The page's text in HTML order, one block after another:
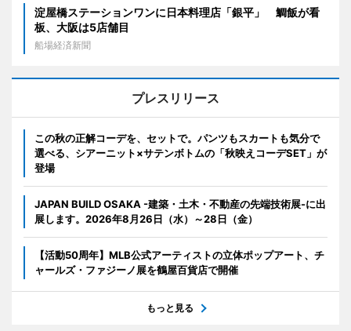
淀屋橋ステーションワンに日本料理店「銀平」 鯛飯が看
板、大阪は5店舗目
船場経済新聞
プレスリリース
この秋の正解コーデを、セットで。パンツもスカートも気分で
選べる、シアーニット×サテンボトムの「秋映えコーデSET」が
登場
JAPAN BUILD OSAKA -建築・土木・不動産の先端技術展-に出
展します。2026年8月26日（水）～28日（金）
【活動50周年】MLB公式アーティストの立体ポップアート、チ
ャールズ・ファジーノ展を鶴屋百貨店で開催
もっと見る